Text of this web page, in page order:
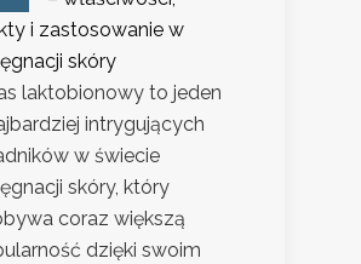
i zastosowanie w
skóry
laktobionowy to jeden
intrygujących
w świecie
skóry, który
coraz większą
dzięki swoim